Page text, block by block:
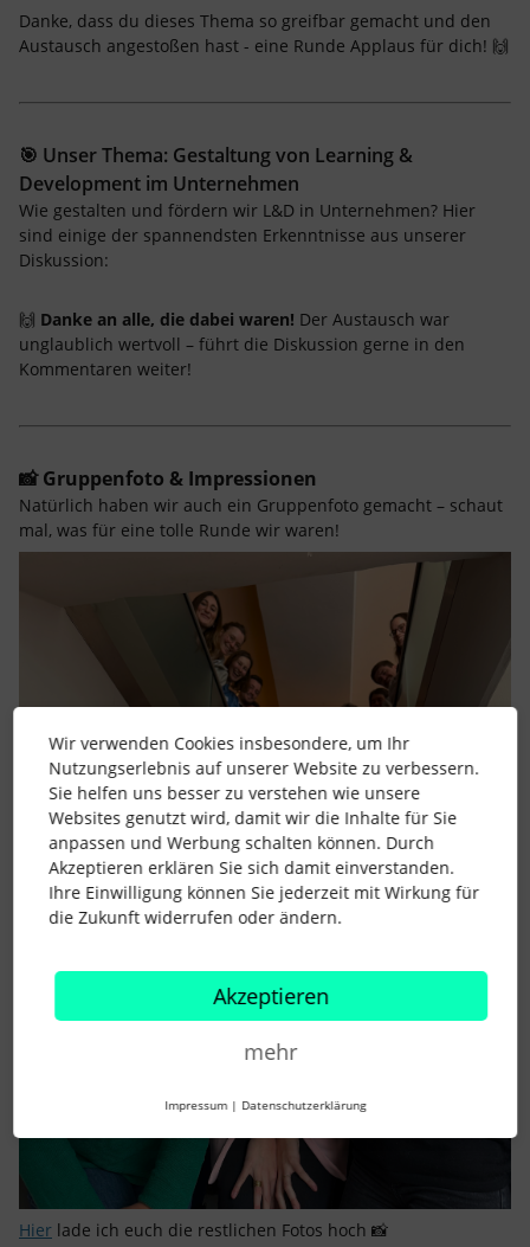
Danke, dass du dieses Thema so greifbar gemacht und den
Austausch angestoßen hast - eine Runde Applaus für dich! 🙌
🎯 Unser Thema: Gestaltung von Learning &
Development im Unternehmen
Wie gestalten und fördern wir L&D in Unternehmen? Hier
sind einige der spannendsten Erkenntnisse aus unserer
Diskussion:
🙌 Danke an alle, die dabei waren! Der Austausch war
unglaublich wertvoll – führt die Diskussion gerne in den
Kommentaren weiter!
📸Gruppenfoto & Impressionen
Natürlich haben wir auch ein Gruppenfoto gemacht – schaut
mal, was für eine tolle Runde wir waren!
Hier lade ich euch die restlichen Fotos hoch 📸
Wir verwenden Cookies insbesondere, um Ihr
Nutzungserlebnis auf unserer Website zu verbessern.
Sie helfen uns besser zu verstehen wie unsere
Websites genutzt wird, damit wir die Inhalte für Sie
anpassen und Werbung schalten können. Durch
Akzeptieren erklären Sie sich damit einverstanden.
Ihre Einwilligung können Sie jederzeit mit Wirkung für
die Zukunft widerrufen oder ändern.
Akzeptieren
mehr
Impressum | Datenschutzerklärung